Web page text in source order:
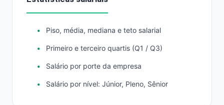
Piso, média, mediana e teto salarial
Primeiro e terceiro quartis (Q1 / Q3)
Salário por porte da empresa
Salário por nível: Júnior, Pleno, Sênior